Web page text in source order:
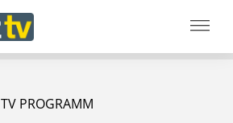
TV PROGRAMM